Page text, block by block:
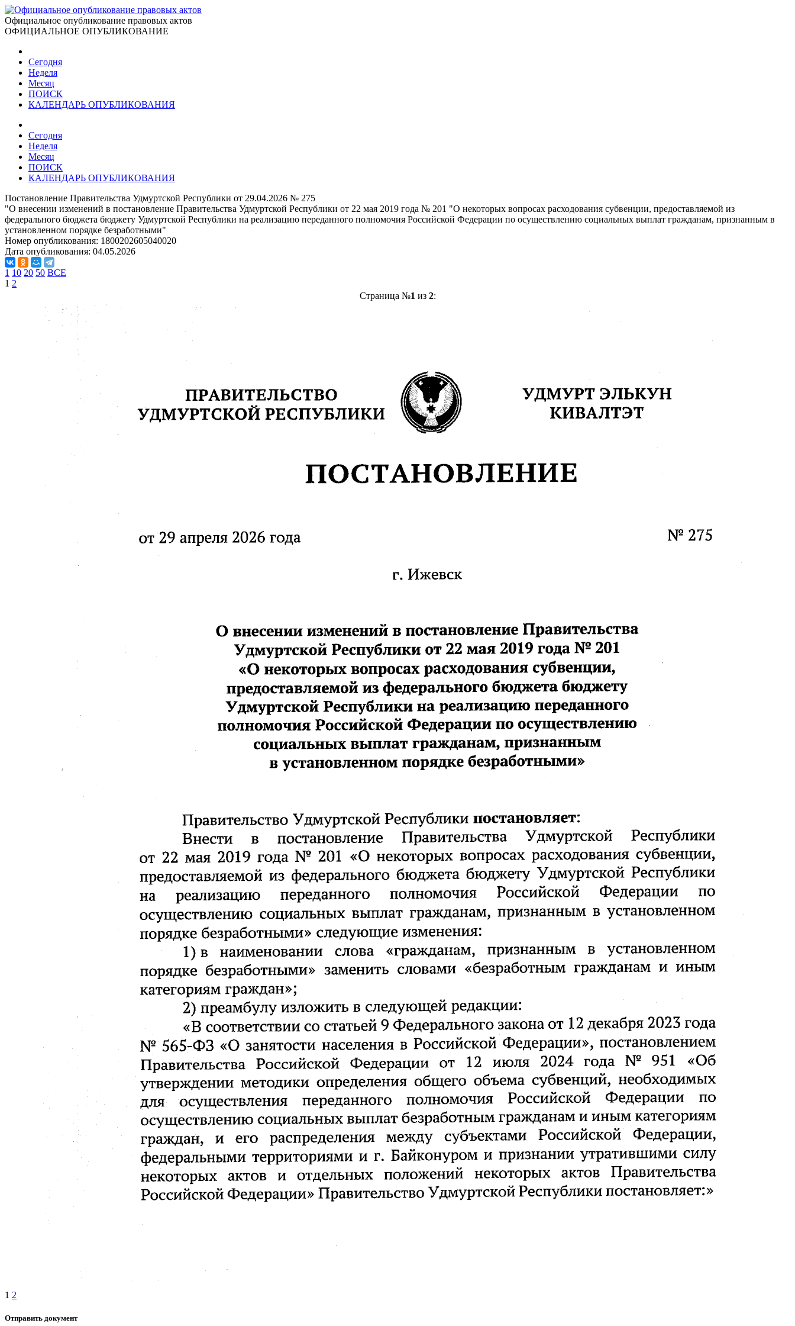
Официальное опубликование правовых актов
ОФИЦИАЛЬНОЕ ОПУБЛИКОВАНИЕ
Сегодня
Неделя
Месяц
ПОИСК
КАЛЕНДАРЬ ОПУБЛИКОВАНИЯ
Сегодня
Неделя
Месяц
ПОИСК
КАЛЕНДАРЬ ОПУБЛИКОВАНИЯ
Постановление Правительства Удмуртской Республики от 29.04.2026 № 275
"О внесении изменений в постановление Правительства Удмуртской Республики от 22 мая 2019 года № 201 "О некоторых вопросах расходования субвенции, предоставляемой из
федерального бюджета бюджету Удмуртской Республики на реализацию переданного полномочия Российской Федерации по осуществлению социальных выплат гражданам, признанным в
установленном порядке безработными"
Номер опубликования: 1800202605040020
Дата опубликования: 04.05.2026
1 10 20 50 ВСЕ
1 2
Страница №1 из 2:
1 2
Отправить документ